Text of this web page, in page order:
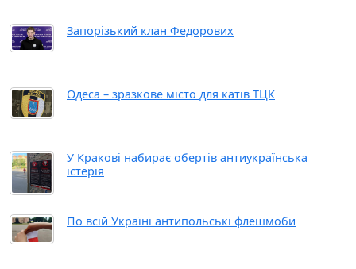
Запорізький клан Федорових
Одеса – зразкове місто для катів ТЦК
У Кракові набирає обертів антиукраїнська
істерія
По всій Україні антипольські флешмоби